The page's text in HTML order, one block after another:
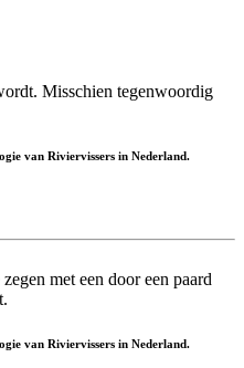
Misschien tegenwoordig
van Riviervissers in Nederland.
met een door een paard
van Riviervissers in Nederland.